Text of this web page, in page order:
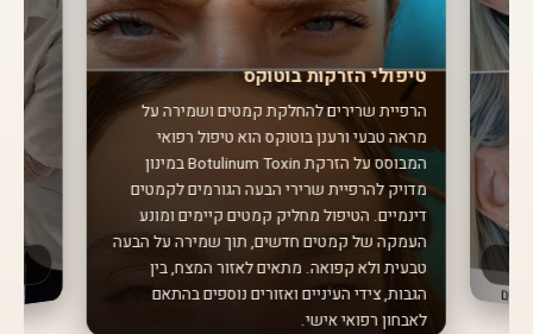
טיפולי הזרקות בוטוקס
הרפיית שרירים להחלקת קמטים ושמירה על
מראה טבעי ורענן בוטוקס הוא טיפול רפואי
המבוסס על הזרקת Botulinum Toxin במינון
מדויק להרפיית שרירי הבעה הגורמים לקמטים
דינמיים. הטיפול מחליק קמטים קיימים ומונע
העמקה של קמטים חדשים, תוך שמירה על הבעה
טבעית ולא קפואה. מתאים לאזור המצח, בין
הגבות, צידי העיניים ואזורים נוספים בהתאם
לאבחון רפואי אישי.